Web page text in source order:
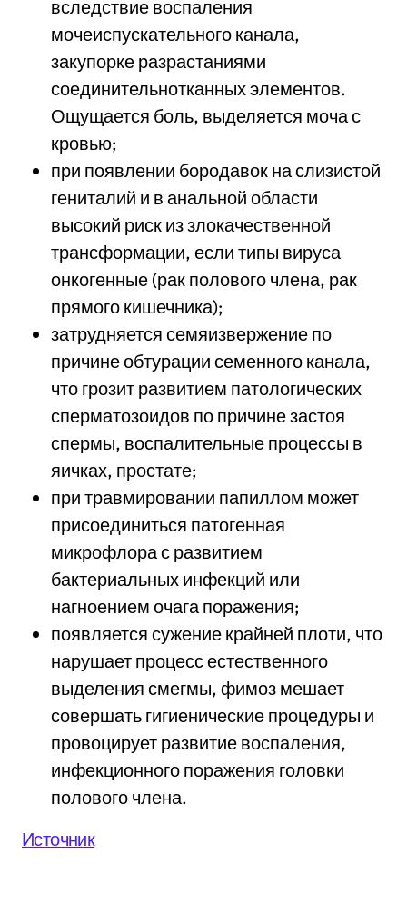
вследствие воспаления
мочеиспускательного канала,
закупорке разрастаниями
соединительнотканных элементов.
Ощущается боль, выделяется моча с
кровью;
при появлении бородавок на слизистой
гениталий и в анальной области
высокий риск из злокачественной
трансформации, если типы вируса
онкогенные (рак полового члена, рак
прямого кишечника);
затрудняется семяизвержение по
причине обтурации семенного канала,
что грозит развитием патологических
сперматозоидов по причине застоя
спермы, воспалительные процессы в
яичках, простате;
при травмировании папиллом может
присоединиться патогенная
микрофлора с развитием
бактериальных инфекций или
нагноением очага поражения;
появляется сужение крайней плоти, что
нарушает процесс естественного
выделения смегмы, фимоз мешает
совершать гигиенические процедуры и
провоцирует развитие воспаления,
инфекционного поражения головки
полового члена.
Источник